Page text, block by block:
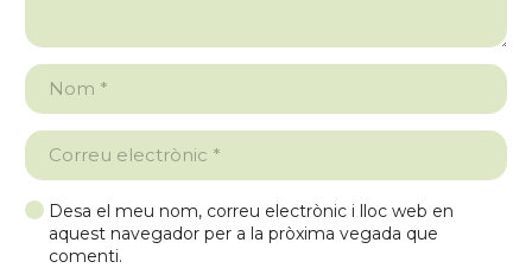
Desa el meu nom, correu electrònic i lloc web en
aquest navegador per a la pròxima vegada que
comenti.